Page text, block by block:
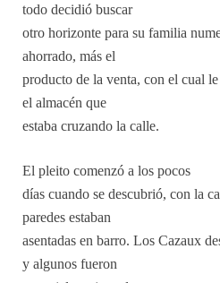
todo decidió buscar
otro horizonte para su familia
ahorrado, más el
producto de la venta, con el cual
el almacén que
estaba cruzando la calle.
El pleito comenzó a los pocos
días cuando se descubrió, con la
paredes estaban
asentadas en barro. Los Cazaux
y algunos fueron